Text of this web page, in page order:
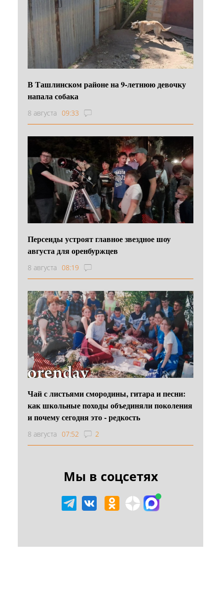
В Ташлинском районе на 9-летнюю девочку
напала собака
8 августа 09:33
Персеиды устроят главное звездное шоу
августа для оренбуржцев
8 августа 08:19
Чай с листьями смородины, гитара и песни:
как школьные походы объединяли поколения
и почему сегодня это - редкость
8 августа 07:52 2
Мы в соцсетях